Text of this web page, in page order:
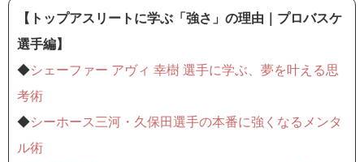
【トップアスリートに学ぶ「強さ」の理由｜プロバスケ
選手編】
◆シェーファー アヴィ 幸樹 選手に学ぶ、夢を叶える思
考術
◆シーホース三河・久保田選手の本番に強くなるメンタ
ル術